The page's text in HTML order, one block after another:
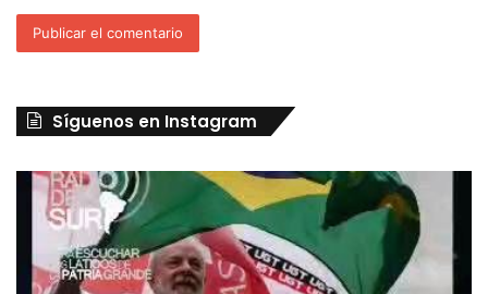
Síguenos en Instagram